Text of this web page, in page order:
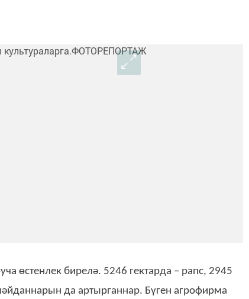
өстенлек бирелә. 5246 гектарда – рапс, 2945
да артырганнар. Бүген агрофирма